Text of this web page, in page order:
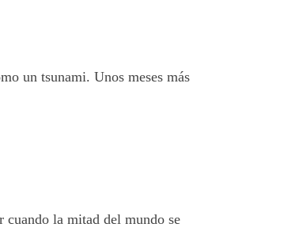
un tsunami. Unos meses más
cuando la mitad del mundo se